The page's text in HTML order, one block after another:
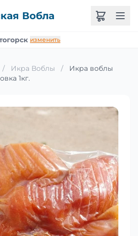
Вобла
изменить
/ Икра Воблы /
Икра воблы
1кг.